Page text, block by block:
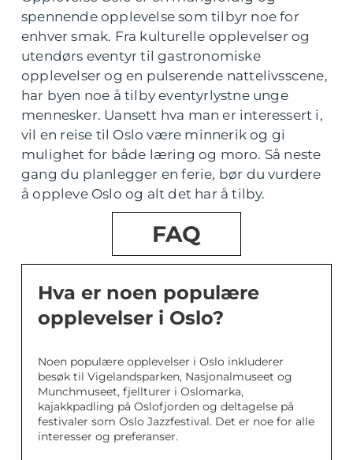
spennende opplevelse som tilbyr noe for
enhver smak. Fra kulturelle opplevelser og
utendørs eventyr til gastronomiske
opplevelser og en pulserende nattelivsscene,
har byen noe å tilby eventyrlystne unge
mennesker. Uansett hva man er interessert i,
vil en reise til Oslo være minnerik og gi
mulighet for både læring og moro. Så neste
gang du planlegger en ferie, bør du vurdere
å oppleve Oslo og alt det har å tilby.
FAQ
Hva er noen populære
opplevelser i Oslo?
Noen populære opplevelser i Oslo inkluderer
besøk til Vigelandsparken, Nasjonalmuseet og
Munchmuseet, fjellturer i Oslomarka,
kajakkpadling på Oslofjorden og deltagelse på
festivaler som Oslo Jazzfestival. Det er noe for alle
interesser og preferanser.